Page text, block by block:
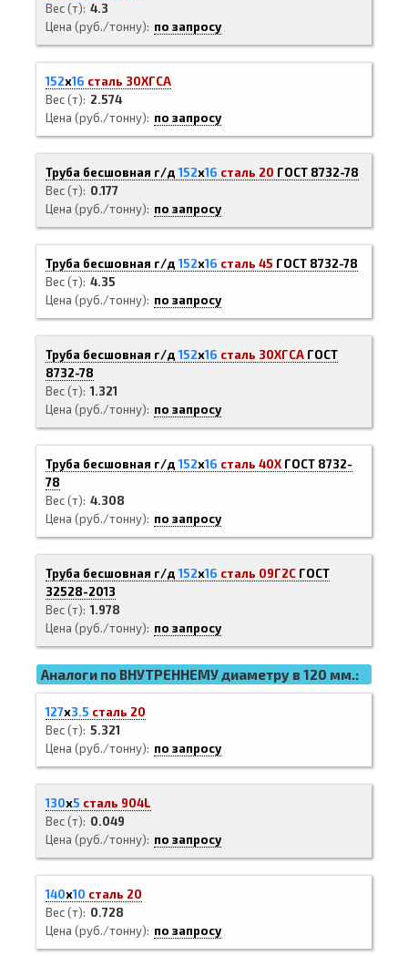
Вес (т) 4.3
Цена (руб./тонну)
по запросу
152х16 сталь 30ХГСА
Вес (т)
2.574
Цена (руб./тонну)
по запросу
Труба бесшовная г/д152х16 сталь 20 ГОСТ 8732-78
Вес (т)
0.177
Цена (руб./тонну)
по запросу
Труба бесшовная г/д152х16 сталь 45 ГОСТ 8732-78
Вес (т) 4.35
Цена (руб./тонну)
по запросу
Труба бесшовная г/д152х16 сталь 30ХГСА ГОСТ
8732-78
Вес (т) 1.321
Цена (руб./тонну)
по запросу
Труба бесшовная г/д152х16 сталь 40Х ГОСТ 8732-
78
Вес (т) 4.308
Цена (руб./тонну)
по запросу
Труба бесшовная г/д152х16 сталь 09Г2С ГОСТ
32528-2013
Вес (т) 1.978
Цена (руб./тонну)
по запросу
Аналоги по ВНУТРЕННЕМУ диаметру в 120 мм.:
127х3.5 сталь 20
Вес (т) 5.321
Цена (руб./тонну)
по запросу
130х5 сталь 904L
Вес (т)
0.049
Цена (руб./тонну)
по запросу
140х10 сталь 20
Вес (т)
0.728
Цена (руб./тонну)
по запросу